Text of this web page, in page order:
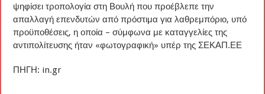
ψηφίσει τροπολογία στη Βουλή που προέβλεπε την
απαλλαγή επενδυτών από πρόστιμα για λαθρεμπόριο, υπό
προϋποθέσεις, η οποία – σύμφωνα με καταγγελίες της
αντιπολίτευσης ήταν «φωτογραφική» υπέρ της ΣΕΚΑΠ.ΕΕ
ΠΗΓΗ: in.gr